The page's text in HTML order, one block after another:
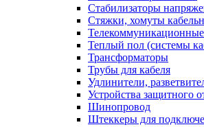
Стабилизаторы
Стяжки, хомуты
Теплый пол (системы
Трансформаторы
Трубы для кабеля
Удлинители,
Устройства защитного
Шинопровод
Штеккеры для